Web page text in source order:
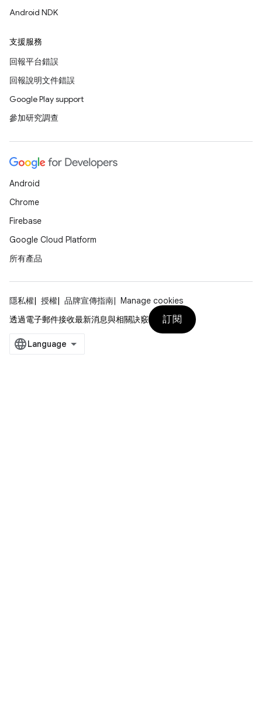
Android NDK
支援服務
回報平台錯誤
回報說明文件錯誤
Google Play support
參加研究調查
Android
Chrome
Firebase
Google Cloud Platform
所有產品
隱私權 授權 品牌宣傳指南
Manage cookies
透過電子郵件接收最新消息與相關訣竅
訂閱